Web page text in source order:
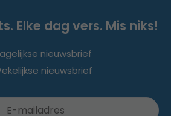
Elke dag vers. Mis niks!
nieuwsbrief
nieuwsbrief